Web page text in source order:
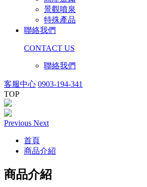
景觀噴泉
特殊產品
聯絡我們
CONTACT US
聯絡我們
客服中心 0903-194-341
TOP
Previous Next
首頁
商品介紹
商品介紹